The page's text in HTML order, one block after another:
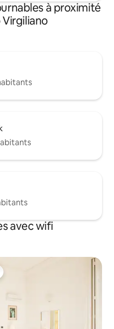
à proximité
Virgiliano
avec wifi
plus appréciés